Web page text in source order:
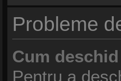
Probleme
Cum
Pentru a